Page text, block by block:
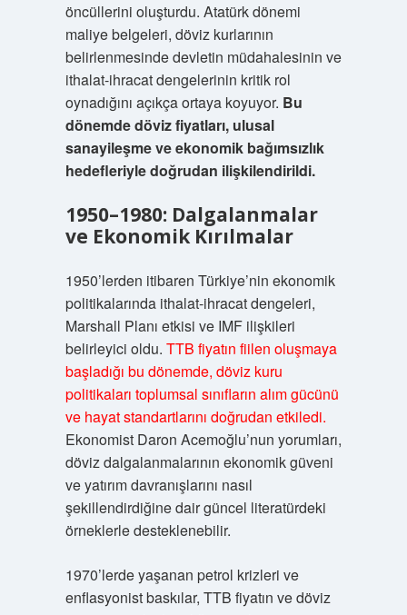
öncüllerini oluşturdu. Atatürk dönemi
maliye belgeleri, döviz kurlarının
belirlenmesinde devletin müdahalesinin ve
ithalat-ihracat dengelerinin kritik rol
oynadığını açıkça ortaya koyuyor. Bu
dönemde döviz fiyatları, ulusal
sanayileşme ve ekonomik bağımsızlık
hedefleriyle doğrudan ilişkilendirildi.
1950–1980: Dalgalanmalar
ve Ekonomik Kırılmalar
1950’lerden itibaren Türkiye’nin ekonomik
politikalarında ithalat-ihracat dengeleri,
Marshall Planı etkisi ve IMF ilişkileri
belirleyici oldu. TTB fiyatın fiilen oluşmaya
başladığı bu dönemde, döviz kuru
politikaları toplumsal sınıfların alım gücünü
ve hayat standartlarını doğrudan etkiledi.
Ekonomist Daron Acemoğlu’nun yorumları,
döviz dalgalanmalarının ekonomik güveni
ve yatırım davranışlarını nasıl
şekillendirdiğine dair güncel literatürdeki
örneklerle desteklenebilir.
1970’lerde yaşanan petrol krizleri ve
enflasyonist baskılar, TTB fiyatın ve döviz